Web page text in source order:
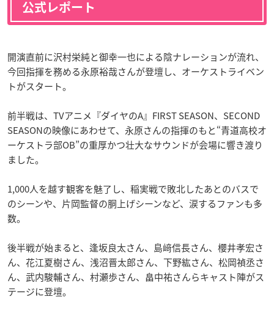
公式レポート
開演直前に沢村栄純と御幸一也による陰ナレーションが流れ、
今回指揮を務める永原裕哉さんが登壇し、オーケストライベン
トがスタート。
前半戦は、TVアニメ『ダイヤのA』FIRST SEASON、SECOND
SEASONの映像にあわせて、永原さんの指揮のもと“青道高校オ
ーケストラ部OB”の重厚かつ壮大なサウンドが会場に響き渡り
ました。
1,000人を越す観客を魅了し、稲実戦で敗北したあとのバスで
のシーンや、片岡監督の胴上げシーンなど、涙するファンも多
数。
後半戦が始まると、逢坂良太さん、島﨑信長さん、櫻井孝宏さ
ん、花江夏樹さん、浅沼晋太郎さん、下野紘さん、松岡禎丞さ
ん、武内駿輔さん、村瀬歩さん、畠中祐さんらキャスト陣がス
テージに登壇。